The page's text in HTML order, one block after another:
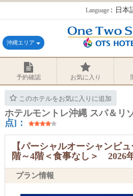
Language：日本
沖縄エリア
予約確認 お気に入り
このホテルをお気に入りに追加
ホテルモントレ沖縄 スパ＆リ
点]：
【パーシャルオーシャンビ
階～4階＜食事なし＞ 2026
プラン情報